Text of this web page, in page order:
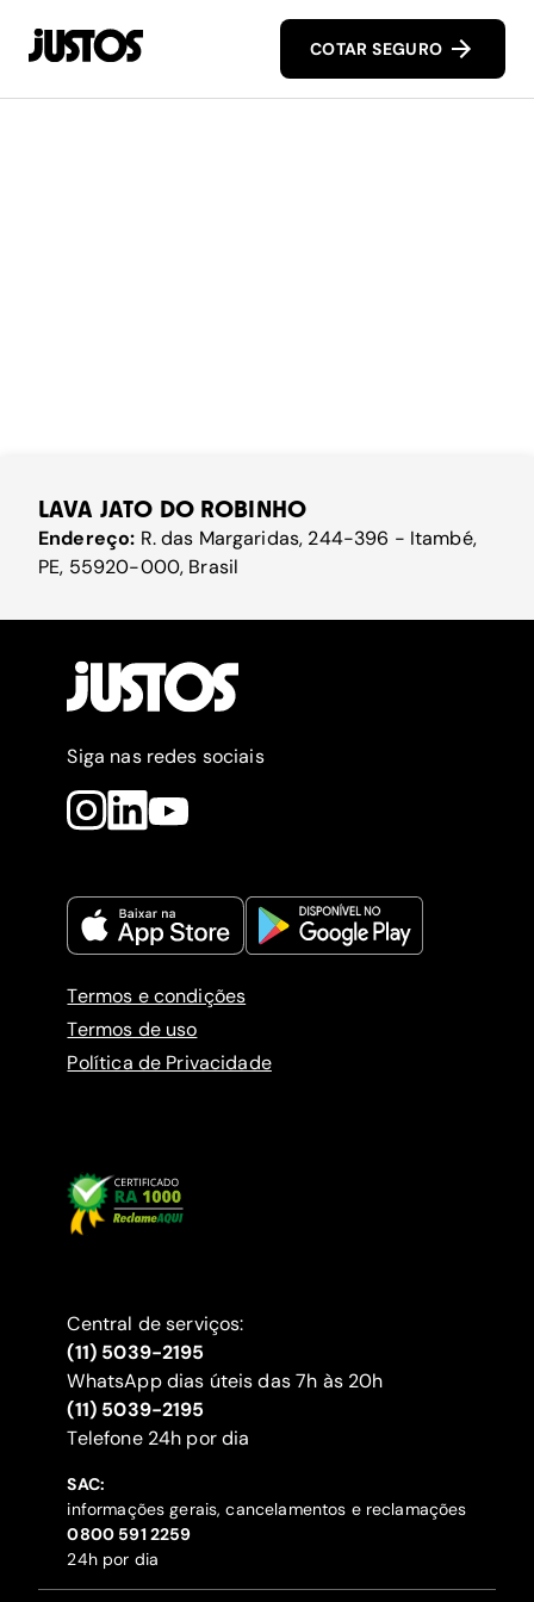
COTAR SEGURO
LAVA JATO DO ROBINHO
Endereço: R. das Margaridas, 244-396 - Itambé,
PE, 55920-000, Brasil
Siga nas redes sociais
Termos e condições
Termos de uso
Política de Privacidade
Central de serviços:
(11) 5039-2195
WhatsApp dias úteis das 7h às 20h
(11) 5039-2195
‍Telefone 24h por dia
SAC:
informações gerais, cancelamentos e reclamações
‍0800 591 2259
24h por dia